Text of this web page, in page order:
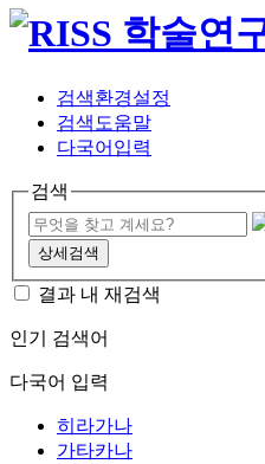
검색환경설정
검색도움말
다국어입력
검색
상세검색
결과 내 재검색
인기 검색어
다국어 입력
히라가나
가타카나